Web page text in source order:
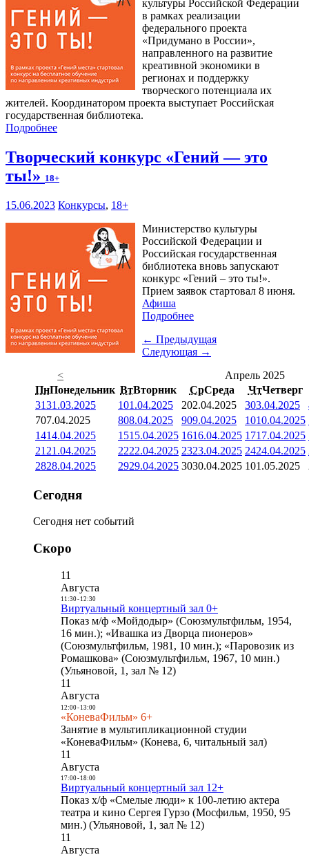
культуры Российской Федерации
в рамках реализации
федерального проекта
«Придумано в России»,
направленного на развитие
креативной экономики в
регионах и поддержку
творческого потенциала их
жителей. Координатором проекта выступает Российская
государственная библиотека.
Подробнее
Творческий конкурс «Гений — это
ты!» 18+
15.06.2023 Конкурсы, 18+
Министерство культуры
Российской Федерации и
Российская государственная
библиотека вновь запускают
конкурс «Гений – это ты!».
Прием заявок стартовал 8 июня.
Афиша
Подробнее
← Предыдущая
Следующая →
<
Апрель 2025
ПнПонедельник ВтВторник СрСреда ЧтЧетверг
3131.03.2025 101.04.2025 202.04.2025 303.04.2025
707.04.2025 808.04.2025 909.04.2025 1010.04.2025
1414.04.2025 1515.04.2025 1616.04.2025 1717.04.2025
21 21.04.2025 2222.04.2025 2323.04.2025 2424.04.2025
2828.04.2025 2929.04.2025 3030.04.2025 101.05.2025
Сегодня
Сегодня нет событий
Скоро
11
Августа
11:30- 12:30
Виртуальный концертный зал 0+
Показ м/ф «Мойдодыр» (Союзмультфильм, 1954,
16 мин.); «Ивашка из Дворца пионеров»
(Союзмультфильм, 1981, 10 мин.); «Паровозик из
Ромашкова» (Союзмультфильм, 1967, 10 мин.)
(Ульяновой, 1, зал № 12)
11
Августа
12:00- 13:00
«КоневаФильм» 6+
Занятие в мультипликационной студии
«КоневаФильм» (Конева, 6, читальный зал)
11
Августа
17:00- 18:00
Виртуальный концертный зал 12+
Показ х/ф «Смелые люди» к 100-летию актера
театра и кино Сергея Гурзо (Мосфильм, 1950, 95
мин.) (Ульяновой, 1, зал № 12)
11
Августа